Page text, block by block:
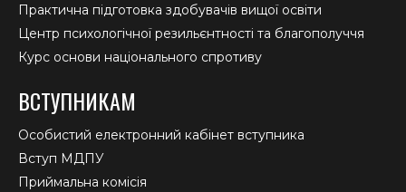
Практична підготовка здобувачів вищої освіти
Центр психологічної резильєнтності та благополуччя
Курс основи національного спротиву
ВСТУПНИКАМ
Особистий електронний кабінет вступника
Вступ МДПУ
Приймальна комісія